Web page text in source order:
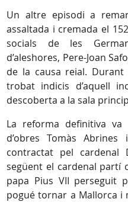
Un altre episodi a
assaltada i cremada el
socials de les
d’aleshores, Pere-Joan
de la causa reial. Durant
trobat indicis d’aquell
descoberta a la sala
La reforma definitiva
d’obres Tomàs Abrines
contractat pel cardenal
següent el cardenal partí
papa Pius VII perseguit
pogué tornar a Mallorca i